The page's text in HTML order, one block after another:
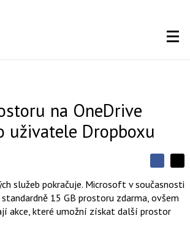
na OneDrive
uživatele Dropboxu
S
d
í
l
S
í
l
j
d
í
l
služeb pokračuje. Microsoft v současnosti
15 GB prostoru zdarma, ovšem
akce, které umožní získat další prostor